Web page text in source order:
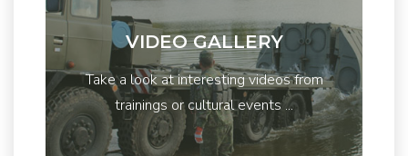
VIDEO GALLERY
Take a look at interesting videos from
trainings or cultural events ...